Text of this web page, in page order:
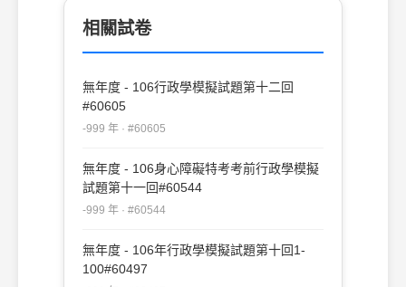
相關試卷
無年度 - 106行政學模擬試題第十二回
#60605
-999 年 · #60605
無年度 - 106身心障礙特考考前行政學模擬
試題第十一回#60544
-999 年 · #60544
無年度 - 106年行政學模擬試題第十回1-
100#60497